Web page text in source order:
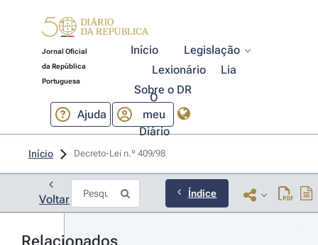
Jornal Oficial
da República
Portuguesa
Início
Legislação
Lexionário
Lia
Sobre o DR
Ajuda
O
meu
Diário
Início Decreto-Lei n.º 409/98
Voltar Índice
Relacionados